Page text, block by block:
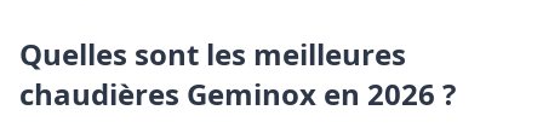
Quelles sont les meilleures
chaudières Geminox en 2026 ?